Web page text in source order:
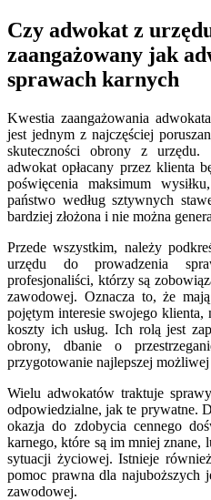
Czy adwokat z
zaangażowany jak
sprawach karnych
Kwestia zaangażowania
jest jednym z najczęściej
skuteczności obrony z urzędu.
adwokat opłacany przez klienta
poświęcenia maksimum
państwo według sztywnych
bardziej złożona i nie można
Przede wszystkim, należy
urzędu do prowadzenia
profesjonaliści, którzy są
zawodowej. Oznacza to, że
pojętym interesie swojego
koszty ich usług. Ich rolą jest
obrony, dbanie o
przygotowanie najlepszej
Wielu adwokatów traktuje
odpowiedzialne, jak te prywatne.
okazja do zdobycia cennego
karnego, które są im mniej znane,
sytuacji życiowej. Istnieje
pomoc prawna dla najuboższych
zawodowej.